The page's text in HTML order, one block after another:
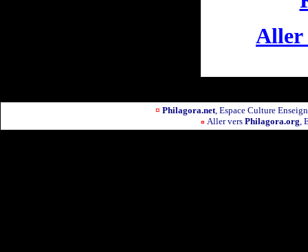
Aller
¤ Philagora.net, Espace Culture
¤ Aller vers Philagora.org,